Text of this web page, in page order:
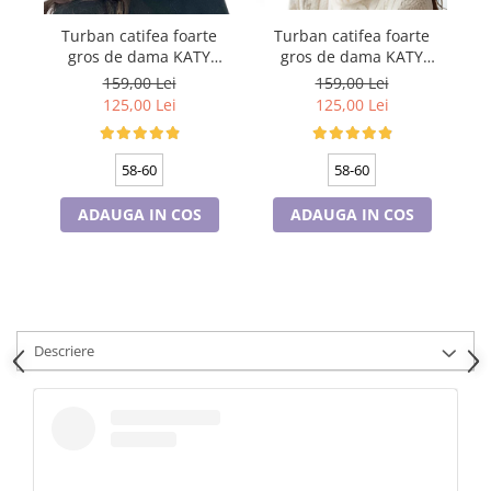
Cadouri pentru Doctori
Cadouri pentru Sfânta Maria
Martisoare
Turban catifea foarte
gros de dama KATY
marime 58-60, captuseala
polar, culoare bleomarin
159,00 Lei
125,00 Lei
58-60
ADAUGA IN COS
Turban catifea foarte
gros de dama KATY
marime 58-60, captuseala
polar, culoare wine
159,00 Lei
125,00 Lei
58-60
ADAUGA IN COS
Descriere